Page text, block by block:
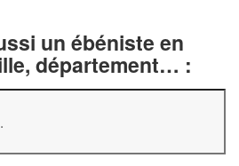
un ébéniste en
département… :